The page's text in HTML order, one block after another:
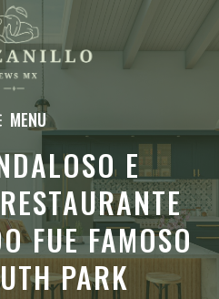
MENU
E
FUE FAMOSO
PARK